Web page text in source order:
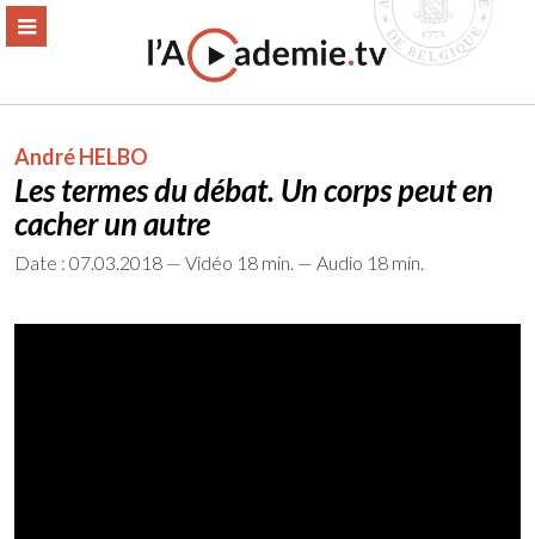
Aller
MENU
André HELBO
Les termes du débat. Un corps peut en
cacher un autre
Date : 07.03.2018 — Vidéo 18 min. — Audio 18 min.